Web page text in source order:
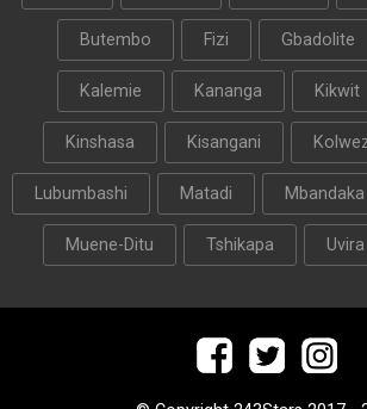
Butembo Fizi Gbadolite
Kalemie Kananga Kikwit
Kinshasa Kisangani
Lubumbashi Matadi Mbandaka
Muene-Ditu Tshikapa Uvira